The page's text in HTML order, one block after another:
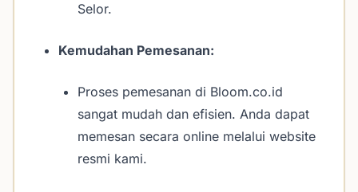
Selor.
Kemudahan Pemesanan:
Proses pemesanan di Bloom.co.id
sangat mudah dan efisien. Anda dapat
memesan secara online melalui website
resmi kami.